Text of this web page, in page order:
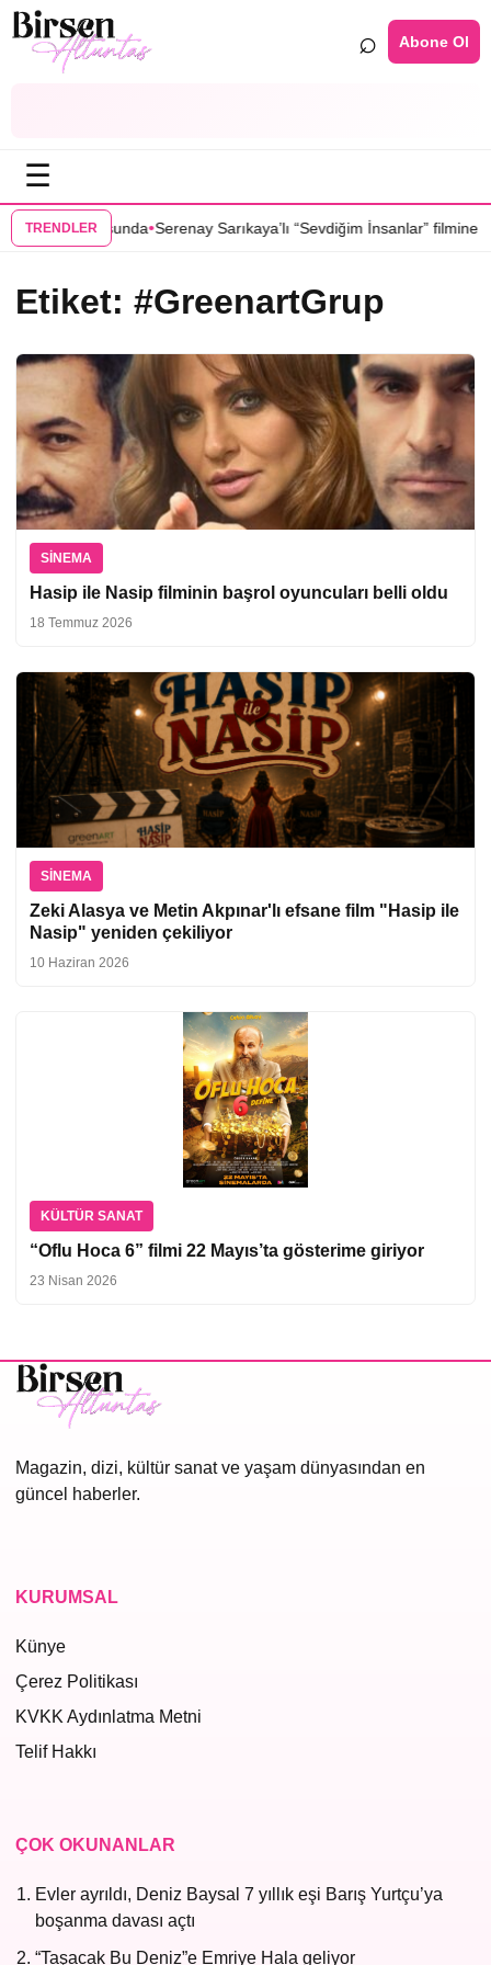
⌕ Abone Ol
☰
TRENDLER
kadrosunda•Serenay Sarıkaya’lı “Sevdiğim İnsanlar” filmine
Etiket: #GreenartGrup
SINEMA
Hasip ile Nasip filminin başrol oyuncuları belli oldu
18 Temmuz 2026
SINEMA
Zeki Alasya ve Metin Akpınar'lı efsane film "Hasip ile
Nasip" yeniden çekiliyor
10 Haziran 2026
KÜLTÜR SANAT
“Oflu Hoca 6” filmi 22 Mayıs’ta gösterime giriyor
23 Nisan 2026
Magazin, dizi, kültür sanat ve yaşam dünyasından en
güncel haberler.
KURUMSAL
Künye
Çerez Politikası
KVKK Aydınlatma Metni
Telif Hakkı
ÇOK OKUNANLAR
Evler ayrıldı, Deniz Baysal 7 yıllık eşi Barış Yurtçu’ya
boşanma davası açtı
“Taşacak Bu Deniz”e Emriye Hala geliyor